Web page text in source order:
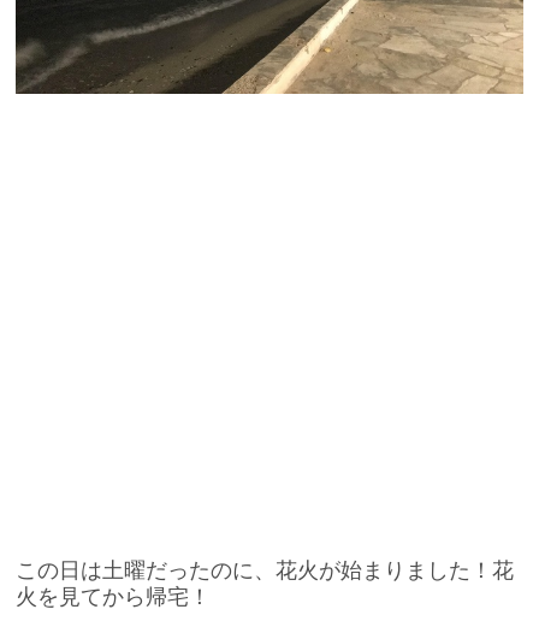
この日は土曜だったのに、花火が始まりました！花
火を見てから帰宅！